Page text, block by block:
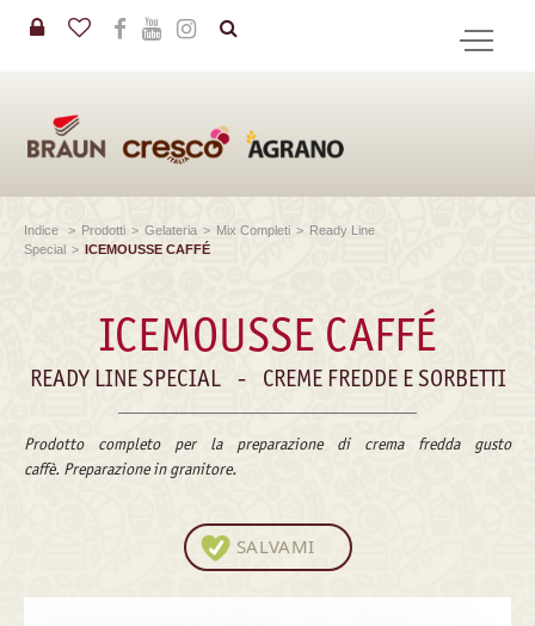
Indice > Prodotti > Gelateria > Mix Completi > Ready Line
Special > ICEMOUSSE CAFFÉ
ICEMOUSSE CAFFÉ
READY LINE SPECIAL - CREME FREDDE E SORBETTI
Prodotto completo per la preparazione di crema fredda gusto
caffè. Preparazione in granitore.
SALVAMI